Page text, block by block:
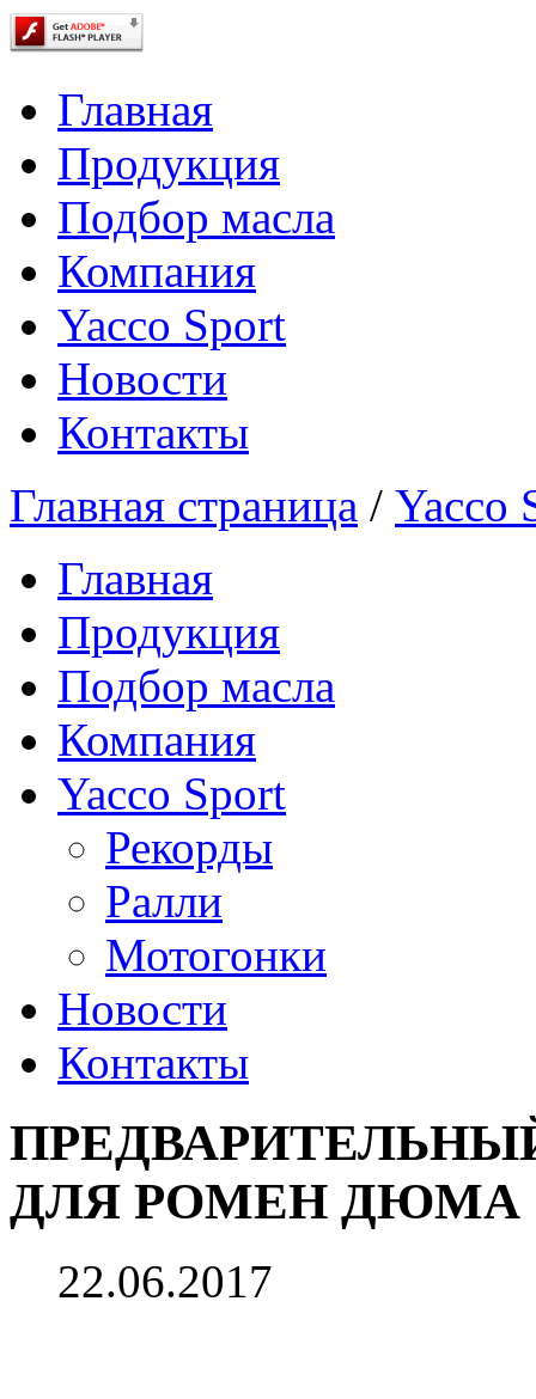
Главная
Продукция
Подбор масла
Компания
Yacco Sport
Новости
Контакты
Главная страница / Yacco
Главная
Продукция
Подбор масла
Компания
Yacco Sport
Рекорды
Ралли
Мотогонки
Новости
Контакты
ДЛЯ РОМЕН ДЮМА
22.06.2017